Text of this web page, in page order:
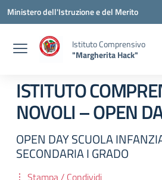
Vai ai contenuti
Vai al menu di navigazione
Vai al footer
Ministero dell'Istruzione e del Merito
Istituto Comprensivo
"Margherita Hack"
ISTITUTO
NOVOLI – OPEN
OPEN DAY SCUOLA
SECONDARIA I GRADO
Stampa / Condividi